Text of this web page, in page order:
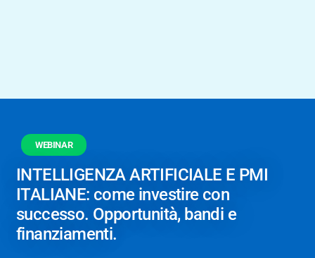
WEBINAR
INTELLIGENZA ARTIFICIALE E PMI
ITALIANE: come investire con
successo. Opportunità, bandi e
finanziamenti.